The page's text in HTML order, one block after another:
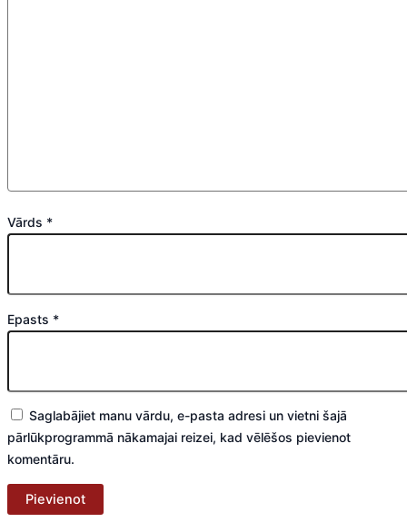
Vārds *
Epasts *
Saglabājiet manu vārdu, e-pasta adresi un vietni šajā
pārlūkprogrammā nākamajai reizei, kad vēlēšos pievienot
komentāru.